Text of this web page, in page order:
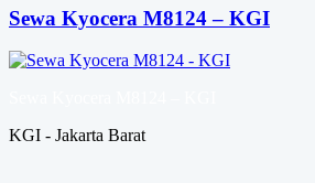
Sewa Kyocera M8124 – KGI
KGI - Jakarta Barat